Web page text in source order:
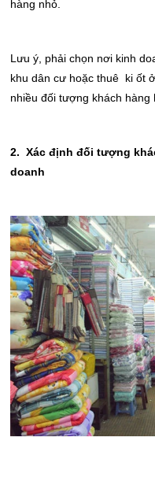
hàng nhỏ.
Lưu ý, phải chọn nơi kinh
khu dân cư hoặc thuê ki ốt
nhiều đối tượng khách hàng
2. Xác định đối tượng
doanh